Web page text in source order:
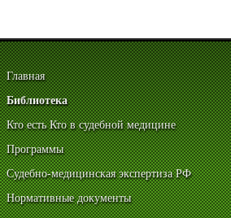
Главная
Библиотека
Кто есть Кто в судебной медицине
Программы
Судебно-медицинская экспертиза РФ
Нормативные документы